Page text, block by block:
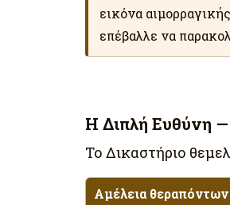
εικόνα
επέβαλλε να
Η Διπλή Ευθύνη —
Το Δικαστήριο
Αμέλεια